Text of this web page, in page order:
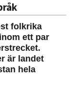
folkrika
ett par
är landet
hela